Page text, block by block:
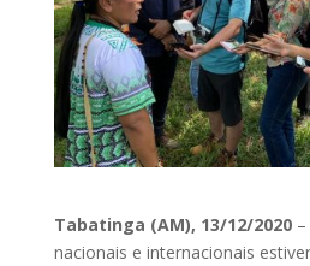
Tabatinga (AM), 13/12/2020–
nacionais e internacionais